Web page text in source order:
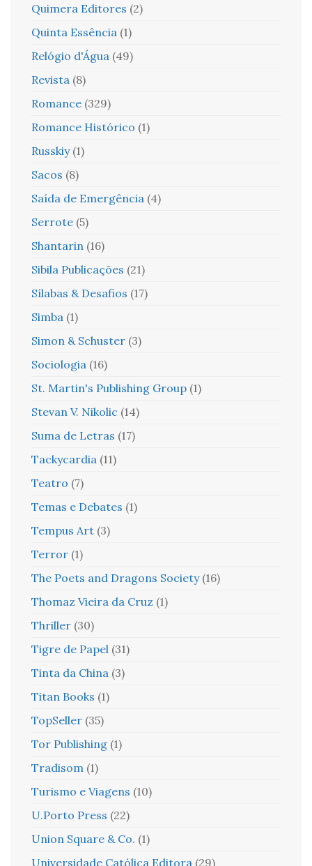
Quimera Editores (2)
Quinta Essência (1)
Relógio d'Água (49)
Revista (8)
Romance (329)
Romance Histórico (1)
Russkiy (1)
Sacos (8)
Saída de Emergência (4)
Serrote (5)
Shantarin (16)
Sibila Publicações (21)
Sílabas & Desafios (17)
Simba (1)
Simon & Schuster (3)
Sociologia (16)
St. Martin's Publishing Group (1)
Stevan V. Nikolic (14)
Suma de Letras (17)
Tackycardia (11)
Teatro (7)
Temas e Debates (1)
Tempus Art (3)
Terror (1)
The Poets and Dragons Society (16)
Thomaz Vieira da Cruz (1)
Thriller (30)
Tigre de Papel (31)
Tinta da China (3)
Titan Books (1)
TopSeller (35)
Tor Publishing (1)
Tradisom (1)
Turismo e Viagens (10)
U.Porto Press (22)
Union Square & Co. (1)
Universidade Católica Editora (29)